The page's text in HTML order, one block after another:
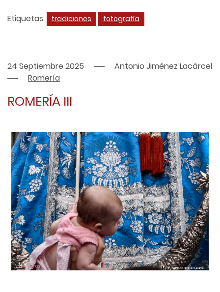
Etiquetas: tradiciones fotografía
24 Septiembre 2025
Antonio Jiménez Lacárcel
Romería
ROMERÍA III